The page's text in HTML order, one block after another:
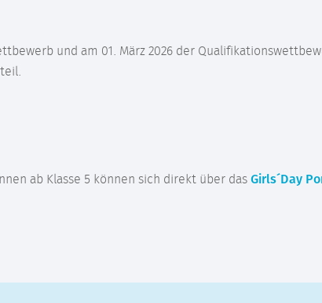
und am 01. März 2026 der
ab Klasse 5 können sich direkt über dasGirls´Day